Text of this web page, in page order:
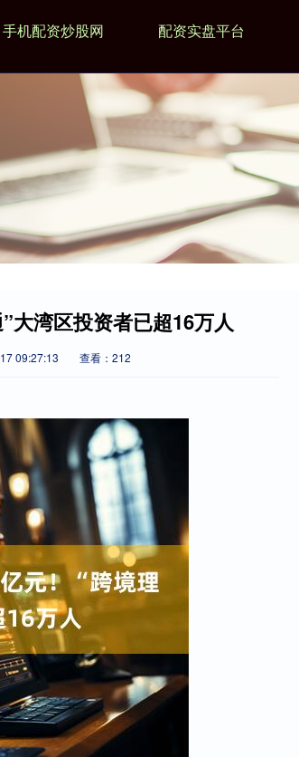
手机配资炒股网 配资实盘平台
大湾区投资者已超16万人
09:27:13 查看：212